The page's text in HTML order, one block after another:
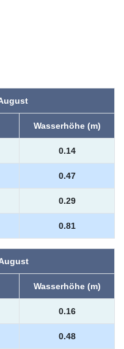
Wasserhöhe (m)
0.14
0.47
0.29
0.81
Wasserhöhe (m)
0.16
0.48